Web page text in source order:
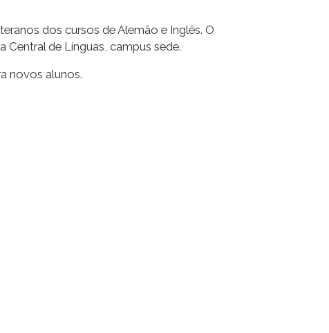
dos cursos de Alemão e Inglês. O
Central de Línguas, campus sede.
novos alunos.